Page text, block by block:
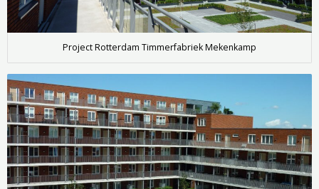
Project Rotterdam Timmerfabriek Mekenkamp